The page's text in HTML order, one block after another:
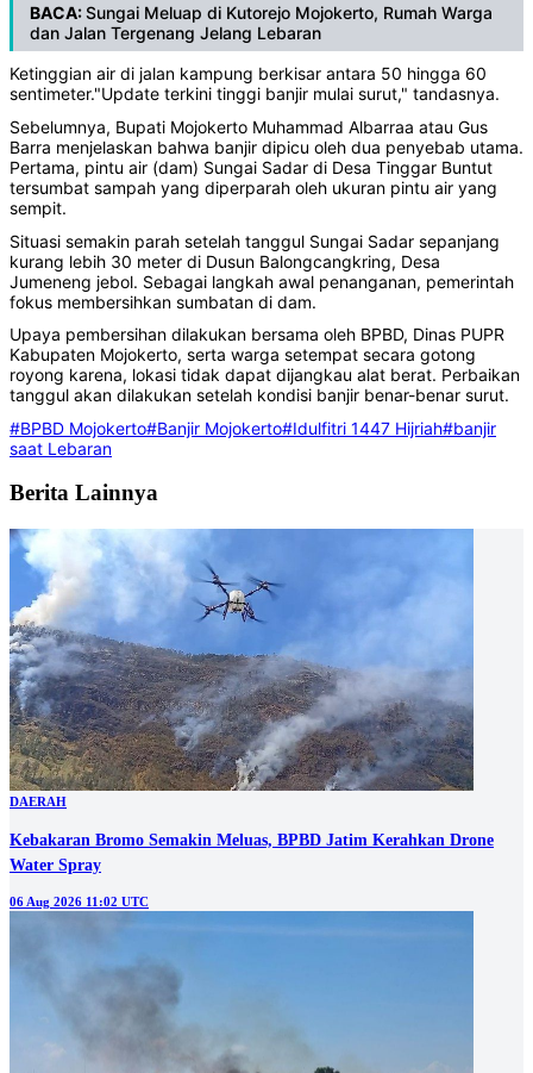
BACA:Sungai Meluap di Kutorejo Mojokerto, Rumah Warga
dan Jalan Tergenang Jelang Lebaran
Ketinggian air di jalan kampung berkisar antara 50 hingga 60
sentimeter."Update terkini tinggi banjir mulai surut," tandasnya.
Sebelumnya, Bupati Mojokerto Muhammad Albarraa atau Gus
Barra menjelaskan bahwa banjir dipicu oleh dua penyebab utama.
Pertama, pintu air (dam) Sungai Sadar di Desa Tinggar Buntut
tersumbat sampah yang diperparah oleh ukuran pintu air yang
sempit.
Situasi semakin parah setelah tanggul Sungai Sadar sepanjang
kurang lebih 30 meter di Dusun Balongcangkring, Desa
Jumeneng jebol. Sebagai langkah awal penanganan, pemerintah
fokus membersihkan sumbatan di dam.
Upaya pembersihan dilakukan bersama oleh BPBD, Dinas PUPR
Kabupaten Mojokerto, serta warga setempat secara gotong
royong karena, lokasi tidak dapat dijangkau alat berat. Perbaikan
tanggul akan dilakukan setelah kondisi banjir benar-benar surut.
#BPBD Mojokerto#Banjir Mojokerto#Idulfitri 1447 Hijriah#banjir
saat Lebaran
Berita Lainnya
DAERAH
Kebakaran Bromo Semakin Meluas, BPBD Jatim Kerahkan Drone
Water Spray
06 Aug 2026 11:02 UTC